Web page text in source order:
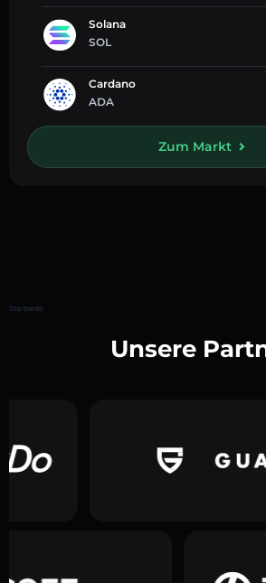
Solana
SOL
Cardano
ADA
Zum Markt
Startseite
Unsere